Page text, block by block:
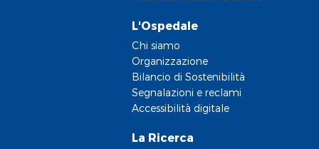
L'Ospedale
Chi siamo
Organizzazione
Bilancio di Sostenibilità
Segnalazioni e reclami
Accessibilità digitale
La Ricerca